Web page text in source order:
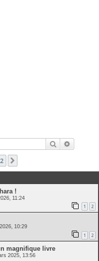
Rechercher
2
!
11:24
1 2
10:29
1 2
magnifique livre
2025, 13:56